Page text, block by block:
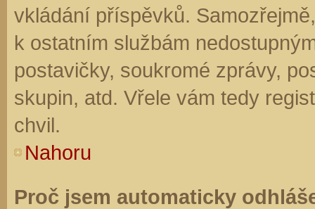
vkládání příspěvků.
k ostatním službám
postavičky, soukromé zprávy,
skupin, atd. Vřele vám tedy
chvil.
Nahoru
Proč jsem automaticky